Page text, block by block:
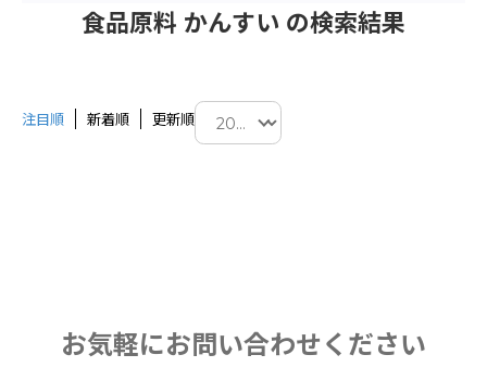
食品原料 かんすい の検索結果
注目順 新着順 更新順
お気軽にお問い合わせください